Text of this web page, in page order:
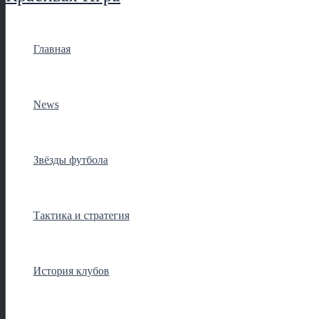
Главная
News
Звёзды футбола
Тактика и стратегия
История клубов